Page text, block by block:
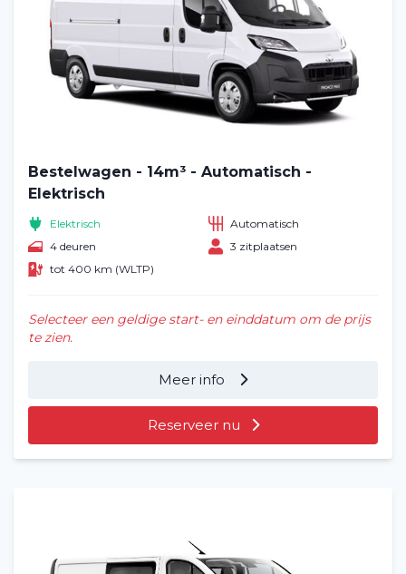
Bestelwagen - 14m³ - Automatisch -
Elektrisch
Elektrisch
Automatisch
4 deuren
3 zitplaatsen
tot 400 km (WLTP)
Selecteer een geldige start- en einddatum om de prijs
te zien.
Meer info
Reserveer nu